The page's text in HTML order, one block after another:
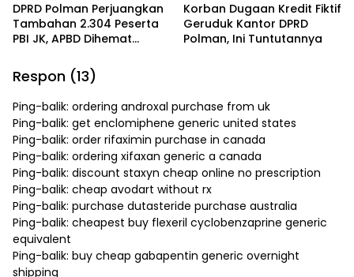
DPRD Polman Perjuangkan
Tambahan 2.304 Peserta
PBI JK, APBD Dihemat
Korban Dugaan Kredit Fiktif
Geruduk Kantor DPRD
Polman, Ini Tuntutannya
Respon (13)
Ping-balik: ordering androxal purchase from uk
Ping-balik: get enclomiphene generic united states
Ping-balik: order rifaximin purchase in canada
Ping-balik: ordering xifaxan generic a canada
Ping-balik: discount staxyn cheap online no prescription
Ping-balik: cheap avodart without rx
Ping-balik: purchase dutasteride purchase australia
Ping-balik: cheapest buy flexeril cyclobenzaprine generic
equivalent
Ping-balik: buy cheap gabapentin generic overnight
shipping